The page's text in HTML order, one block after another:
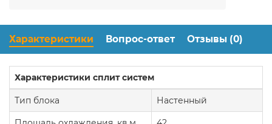
Характеристики Вопрос-ответ Отзывы (0)
Характеристики сплит систем
Тип блока Настенный